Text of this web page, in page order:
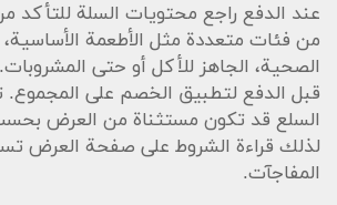
عند الدفع راجع محتويات السلة للتأكد
من فئات متعددة مثل الأطعمة
الصحية، الجاهز للأكل أو حتى
قبل الدفع لتطبيق الخصم على
السلع قد تكون مستثناة من العرض
لذلك قراءة الشروط على صفحة العرض
المفاجآت.